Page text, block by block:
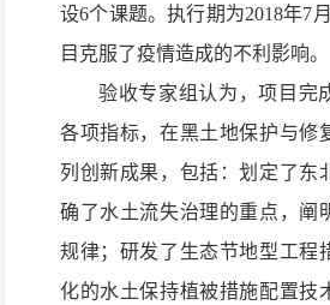
设6个课题。执行期为2018年7月
目 克服了疫情造成的不利 影响。
验收专家组认 为 ，项目 完
各项指标，在黑土地保护与修
列创新成果， 包括 ：划定了东
确了水土流失治理的重点，阐
规律； 研发了 生态节地型工程
化的水土保持植被措施配置技